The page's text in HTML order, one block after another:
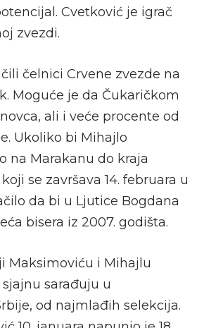
Cvetković je igrač
zvezdi.
čelnici Crvene zvezde na
Moguće je da Čukaričkom
ali i veće procente od
Ukoliko bi Mihajlo
na Marakanu do kraja
se završava 14. februara u
da bi u Ljutice Bogdana
bisera iz 2007. godišta.
Maksimoviću i Mihajlu
sarađuju u
od najmlađih selekcija.